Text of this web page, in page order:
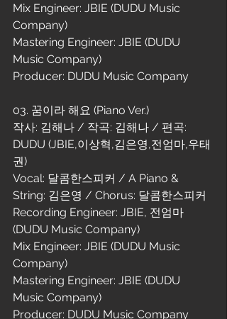
Mix Engineer: JBIE (DUDU Music
Company)
Mastering Engineer: JBIE (DUDU
Music Company)
Producer: DUDU Music Company
03. 꿈이라 해요 (Piano Ver.)
작사: 김해나 / 작곡: 김해나 / 편곡:
DUDU (JBIE,이상혁,김은영,전엄마,우태
권)
Vocal: 달콤한스피커 / A Piano &
String: 김은영 / Chorus: 달콤한스피커
Recording Engineer: JBIE, 전엄마
(DUDU Music Company)
Mix Engineer: JBIE (DUDU Music
Company)
Mastering Engineer: JBIE (DUDU
Music Company)
Producer: DUDU Music Company